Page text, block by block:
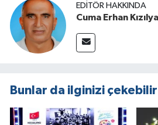
EDITÖR HAKKINDA
Cuma Erhan
Bunlar da ilginizi çekebilir